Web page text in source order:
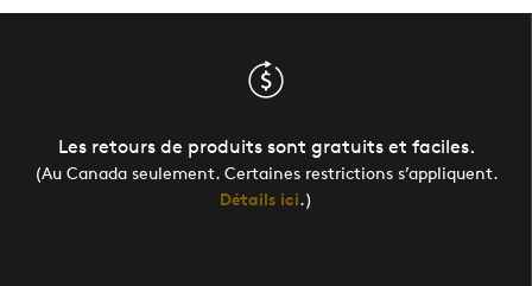
Les retours de produits sont gratuits et faciles.
(Au Canada seulement. Certaines restrictions s’appliquent.
Détails ici.)